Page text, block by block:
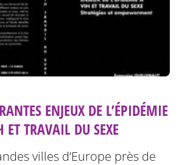
ENJEUX DE L’ÉPIDÉMIE
ET TRAVAIL DU SEXE
villes d’Europe près de